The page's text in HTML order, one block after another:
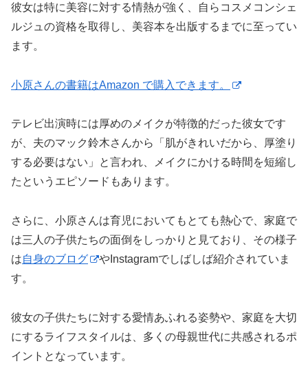
彼女は特に美容に対する情熱が強く、自らコスメコンシェ
ルジュの資格を取得し、美容本を出版するまでに至ってい
ます​。
小原さんの書籍はAmazon で購入できます。
テレビ出演時には厚めのメイクが特徴的だった彼女です
が、夫のマック鈴木さんから「肌がきれいだから、厚塗り
する必要はない」と言われ、メイクにかける時間を短縮し
たというエピソードもあります​。
さらに、小原さんは育児においてもとても熱心で、家庭で
は三人の子供たちの面倒をしっかりと見ており、その様子
は自身のブログ
やInstagramでしばしば紹介されていま
す。
彼女の子供たちに対する愛情あふれる姿勢や、家庭を大切
にするライフスタイルは、多くの母親世代に共感されるポ
イントとなっています。